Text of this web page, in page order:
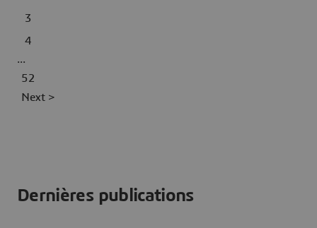
3
4
...
52
Next >
Dernières publications